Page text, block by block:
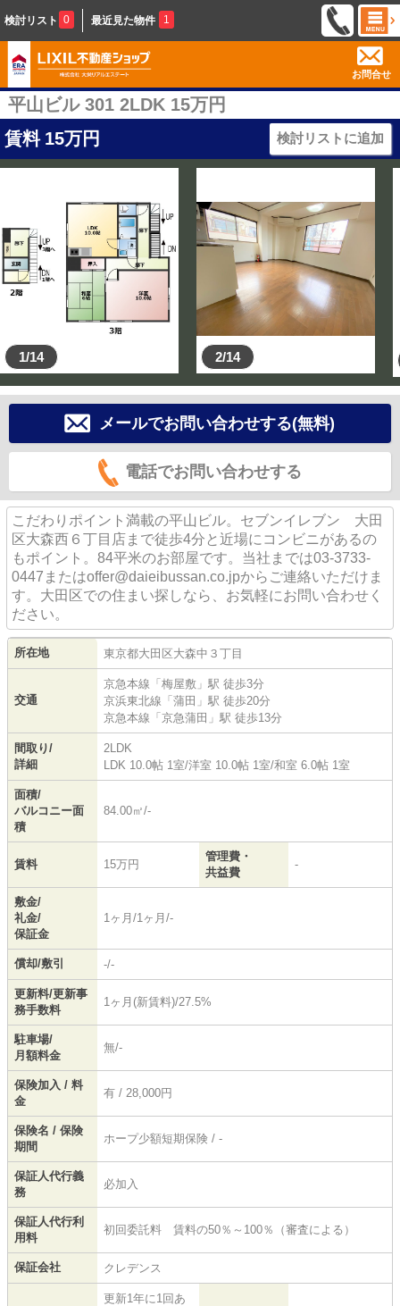
検討リスト 0 最近見た物件 1
お問合せ
平山ビル 301 2LDK 15万円
賃料 15万円 検討リストに追加
1/14 2/14
メールでお問い合わせする(無料)
電話でお問い合わせする
こだわりポイント満載の平山ビル。セブンイレブン 大田
区大森西６丁目店まで徒歩4分と近場にコンビニがあるの
もポイント。84平米のお部屋です。当社までは03-3733-
0447またはoffer@daieibussan.co.jpからご連絡いただけま
す。大田区での住まい探しなら、お気軽にお問い合わせく
ださい。
所在地 東京都大田区大森中 ３丁目
交通
京急本線 「 梅屋敷 」駅 徒歩3分
京浜東北線 「 蒲田 」駅 徒歩20分
京急本線 「 京急蒲田 」駅 徒歩13分
間取り/
詳細
2LDK
LDK 10.0帖 1室/洋室 10.0帖 1室/和室 6.0帖 1室
面積/
バルコニー面
積
84.00㎡/-
賃料 15万円
管理費・
共益費
-
敷金/
礼金/
保証金
1ヶ月/1ヶ月/-
償却/敷引 -/-
更新料/更新事
務手数料
1ヶ月(新賃料)/27.5%
駐車場/
月額料金
無/-
保険加入 / 料
金
有 / 28,000円
保険名 / 保険
期間
ホープ少額短期保険 / -
保証人代行義
務
必加入
保証人代行利
用料
初回委託料 賃料の50％～100％（審査による）
保証会社 クレデンス
更新1年に1回あ